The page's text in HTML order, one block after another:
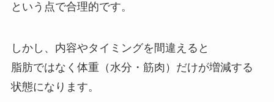
という点で合理的です。
しかし、内容やタイミングを間違えると
脂肪ではなく体重（水分・筋肉）だけが増減する
状態になります。